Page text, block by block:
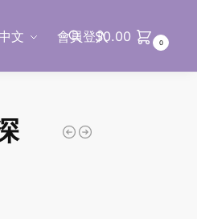
文 會員登入
$0.00 0